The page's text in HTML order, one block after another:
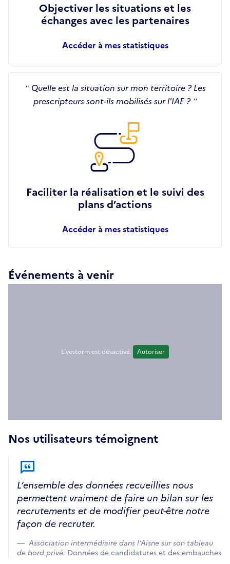
Objectiver les situations et les
échanges avec les partenaires
Accéder à mes statistiques
Quelle est la situation sur mon territoire ? Les
prescripteurs sont-ils mobilisés sur l'IAE ?
Faciliter la réalisation et le suivi des
plans d’actions
Accéder à mes statistiques
Événements à venir
Livestorm est désactivé. Autoriser
Nos utilisateurs témoignent
L’ensemble des données recueillies nous
permettent vraiment de faire un bilan sur les
recrutements et de modifier peut-être notre
façon de recruter.
Association intermédiaire dans l’Aisne sur son tableau
de bord privé. Données de candidatures et des embauches